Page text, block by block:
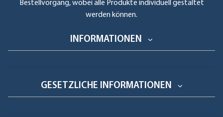
Bestellvorgang, wobei alle Produkte individuell gestaltet
werden können.
INFORMATIONEN
GESETZLICHE INFORMATIONEN